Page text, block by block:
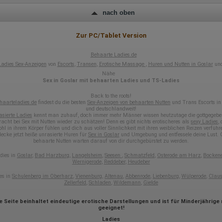
IP-Adresse
Gerätebestriebssystem
Browser-Typ
Eindeutige Benutzerkennung
Antworten auf Umfragen
der Verarbeitung:
Europäische Union
Grundlage der Verarbeitung
nach oben
Zur PC/Tablet Version
Behaarte Ladies.de
Sex-Anzeigen von Escorts, Transen, Erotische Massage , Huren und Nutten in Goslar
Nähe
Sex in Goslar mit behaarten Ladies und TS-Ladies
Back to the roots!
findest du die besten Sex-Anzeigen von behaarten Nutten und Trans Escorts
und deutschlandweit!
Ladies kennt man zuhauf, doch immer mehr Männer wissen heutzutage die
bei Sex mit Nutten wieder zu schätzen! Denn es gibt nichts erotischeres als sexy Ladies,
in ihrem Körper fühlen und dich aus voller Sinnlichkeit mit ihren weiblichen Reizen
jetzt heiße unrasierte Huren für Sex in Goslarund Umgebung und entfessele deine Lust.
behaarte Nutten warten darauf von dir durchgebürstet zu werden.
in Goslar, Bad Harzburg, Langelsheim, Seesen , Schmatzfeld, Osterode am Harz,
Wernigerode, Reddeber, Heudeber
in Schulenberg im Oberharz, Vienenburg, Altenau, Abbenrode, Liebenburg, Wülperode,
Zellerfeld, Schladen, Wildemann, Gielde
Seite beinhaltet eindeutige erotische Darstellungen und ist für Minderjährige
geeignet!
Ladies